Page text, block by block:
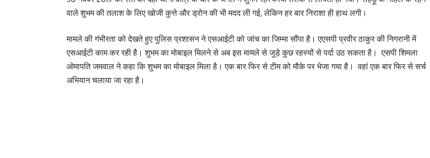
वाले शुभम की तलाश के लिए खोजी कुत्ते और ड्रोन की भी मदद ली गई, लेकिन हर बार निराशा ही हाथ लगी।
मामले की गंभीरता को देखते हुए पुलिस प्रशासन ने एसआईटी को जांच का जिम्मा सौंपा है। एएसपी प्रवीर ठाकुर की निगरानी में
एसआईटी काम कर रही है। शुभम का मोबाइल मिलने से अब इस मामले से जुड़े कुछ रहस्यों से पर्दा उठ सकता है। एसपी शिमला
ओमापति जमवाल ने कहा कि शुभम का मोबाइल मिला है। एक बार फिर से टीम को मौके पर भेजा गया है। वहां एक बार फिर से सर्च
अभियान चलाया जा रहा है।